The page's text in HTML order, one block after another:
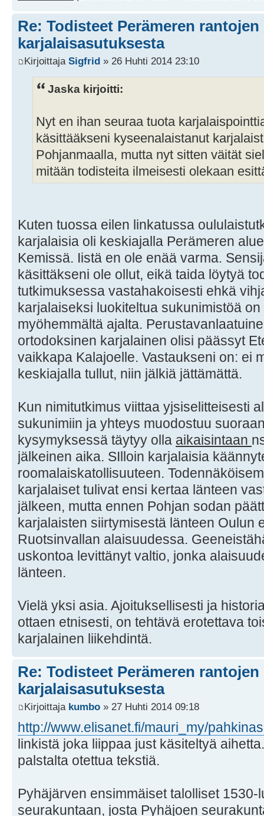
Re: Todisteet Perämeren rantojen
karjalaisasutuksesta
Kirjoittaja Sigfrid » 26 Huhti 2014 23:10
Jaska kirjoitti:
Nyt en ihan seuraa tuota
käsittääkseni kyseenalaistanut
Pohjanmaalla, mutta nyt sitten väität
mitään todisteita ilmeisesti olekaan
Kuten tuossa eilen linkatussa
karjalaisia oli keskiajalla Perämeren
Kemissä. Iistä en ole enää varma.
käsittäkseni ole ollut, eikä taida löytyä
tutkimuksessa vastahakoisesti ehkä
karjalaiseksi luokiteltua sukunimistöä
myöhemmältä ajalta.
ortodoksinen karjalainen olisi päässyt
vaikkapa Kalajoelle. Vastaukseni on: ei
keskiajalla tullut, niin jälkiä jättämättä.
Kun nimitutkimus viittaa yjsiselitteisesti
sukunimiin ja yhteys muodostuu
kysymyksessä täytyy olla aikaisintaan
jälkeinen aika. SIlloin karjalaisia
roomalaiskatollisuuteen.
karjalaiset tulivat ensi kertaa länteen
jälkeen, mutta ennen Pohjan sodan
karjalaisten siirtymisestä länteen Oulun
Ruotsinvallan alaisuudessa.
uskontoa levittänyt valtio, jonka
länteen.
Vielä yksi asia. Ajoituksellisesti ja
ottaen etnisesti, on tehtävä erotettava
karjalainen liikehdintä.
Re: Todisteet Perämeren rantojen
karjalaisasutuksesta
Kirjoittaja kumbo » 27 Huhti 2014 09:18
http://www.elisanet.fi/mauri_my/
linkistä joka liippaa just käsiteltyä
palstalta otettua tekstiä.
Pyhäjärven ensimmäiset talolliset
seurakuntaan, josta Pyhäjoen